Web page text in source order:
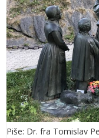
Piše: Dr. fra Tomislav